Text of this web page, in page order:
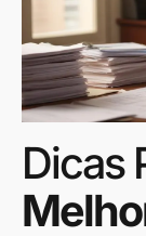
Dicas